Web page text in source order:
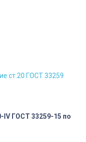
ст.20 ГОСТ 33259
IV ГОСТ 33259-15 по